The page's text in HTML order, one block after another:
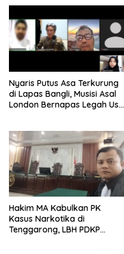
Nyaris Putus Asa Terkurung
di Lapas Bangli, Musisi Asal
London Bernapas Legah Usai
Hakim MA Kabulkan PK
Kasus Narkotika di
Tenggarong, LBH PDKP